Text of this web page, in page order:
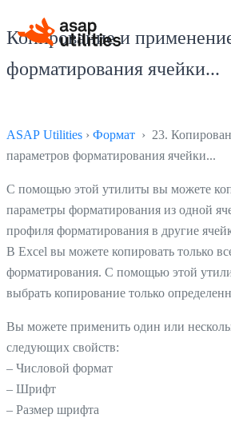
Копирование и
форматирования ячейки...
ASAP Utilities › Формат › 23.
параметров форматирования ячейки...
С помощью этой утилиты вы можете
параметры форматирования из одной
профиля форматирования в другие
В Excel вы можете копировать только
форматирования. С помощью этой
выбрать копирование только
Вы можете применить один или
следующих свойств:
– Числовой формат
– Шрифт
– Размер шрифта